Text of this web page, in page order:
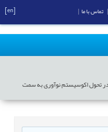
تحول اکوسیستم نوآوری به سمت
تماس با ما